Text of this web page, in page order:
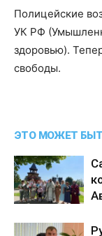
Полицейские
УК РФ
здоровью).
свободы.
ЭТО МОЖЕТ